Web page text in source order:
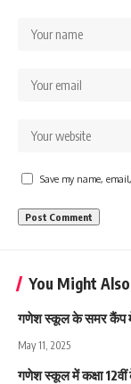
Save my name,
You Might
गणेश स्कूल के समर कैंप में
May 11, 2025
गणेश स्कूल में कक्षा 12वीं